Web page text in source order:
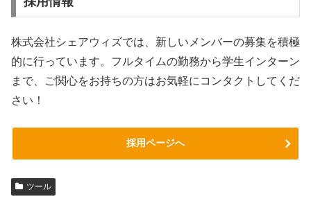
株式会社シェアウィズでは、新しいメンバーの募集を積極
的に行っています。フルタイムの勤務から学生インターン
まで、ご関心をお持ちの方はお気軽にコンタクトしてくだ
さい！
採用ページへ
ツール